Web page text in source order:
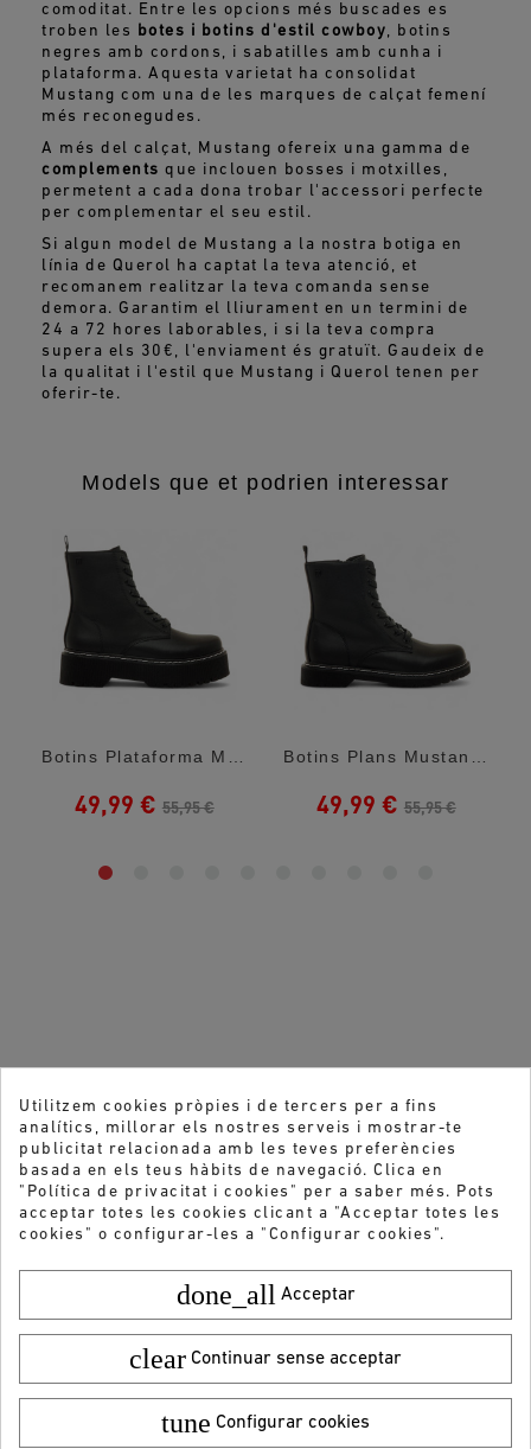
Talla: 36
comoditat. Entre les opcions més buscades es
troben les botes i botins d'estil cowboy, botins
negres amb cordons, i sabatilles amb cunha i
plataforma. Aquesta varietat ha consolidat
Mustang com una de les marques de calçat femení
més reconegudes.
A més del calçat, Mustang ofereix una gamma de
complements que inclouen bosses i motxilles,
permetent a cada dona trobar l'accessori perfecte
per complementar el seu estil.
Si algun model de Mustang a la nostra botiga en
línia de Querol ha captat la teva atenció, et
recomanem realitzar la teva comanda sense
demora. Garantim el lliurament en un termini de
24 a 72 hores laborables, i si la teva compra
supera els 30€, l'enviament és gratuït. Gaudeix de
la qualitat i l'estil que Mustang i Querol tenen per
oferir-te.
Models que et podrien interessar
Botins Plataforma Mustang Stoym High Amb...
49,99 € 55,95 €
Botins Plans Mustang Storm Low Negres...
49,99 € 55,95 €
Vols rebre les nostres ofertes i novetats?
Utilitzem cookies pròpies i de tercers per a fins
analítics, millorar els nostres serveis i mostrar-te
publicitat relacionada amb les teves preferències
basada en els teus hàbits de navegació. Clica en
"Política de privacitat i cookies" per a saber més. Pots
acceptar totes les cookies clicant a "Acceptar totes les
cookies" o configurar-les a "Configurar cookies".
done_all Acceptar
clear Continuar sense acceptar
tune Configurar cookies